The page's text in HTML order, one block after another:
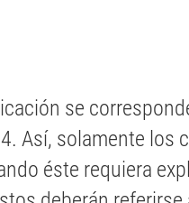
se
Así, solamente los
éste requiera